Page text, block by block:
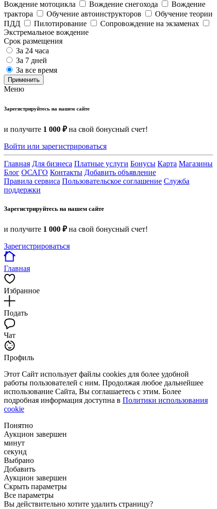
Вождение мотоцикла Вождение снегохода
Вождение
трактора
Обучение автоинструкторов
Обучение теории
ПДД
Пилотирование
Сопровождение на экзаменах
Экстремальное вождение
Срок размещения
За 24 часа
За 7 дней
За все время
Применить
Меню
Зарегистрируйтесь на нашем сайте
и получите 1 000 ₽на свой бонусный счет!
Войти или зарегистрироваться
Главная Для бизнеса Платные услуги Бонусы Карта Магазины
Блог ОСАГО Контакты Добавить объявление
Правила сервиса Пользовательское соглашение Служба
поддержки
Зарегистрируйтесь на нашем сайте
и получите 1 000 ₽на свой бонусный счет!
Зарегистрироваться
Главная
Избранное
Подать
Чат
Профиль
Этот Сайт использует файлы cookies для более удобной
работы пользователей с ним. Продолжая любое дальнейшее
использование Сайта, Вы соглашаетесь с этим. Более
подробная информация доступна в Политики использования
cookie
Понятно
Аукцион завершен
минут
секунд
Выбрано
Добавить
Аукцион завершен
Скрыть параметры
Все параметры
Вы действительно хотите удалить страницу?